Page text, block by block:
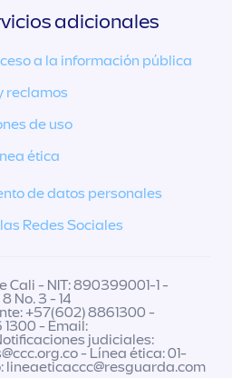
adicionales
a la información pública
reclamos
de uso
ética
de datos personales
Redes Sociales
Cali - NIT: 890399001-1 -
No. 3 - 14
+57(602) 8861300 -
- Email:
judiciales:
- Línea ética: 01-
lineaeticaccc@resguarda.com